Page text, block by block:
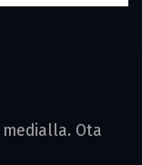
Ota